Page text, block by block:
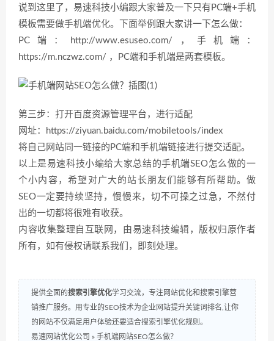
说到这里了，易速科技小编跟大家普及一下只有PC端+手机
模板需要做手机端优化。下面举例跟大家讲一下怎么做：
PC端：http://www.esuseo.com/，手机端：
https://m.nczwz.com/ ，PC端和手机端是两套模板。
第三步：打开百度资源管理平台，进行适配
网址：https://ziyuan.baidu.com/mobiletools/index
将自己网站同一链接的PC端和手机端链接进行提交适配。
以上是易速科技小编给大家总结的手机端SEO怎么做的一
个小内容，希望对广大的站长朋友们能够有所帮助。做
SEO一定要持续坚持，慢慢来，切不可操之过急，不然付
出的一切都将很难有收获。
内容收集整理自互联网，由易速科技编辑，版权归原作者
所有，如有侵权请联系我们，即刻处理。
提供全面的搜索引擎优化学习交流，专注网站优化和搜索引擎营
销推广服务。用专业的SEO技术为企业网站提升关键词排名,让你
的网站不仅满足用户体验还要适合搜索引擎优化规则。
易速网站优化公司 » 手机端网站SEO怎么做？